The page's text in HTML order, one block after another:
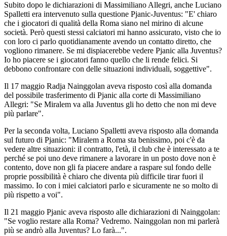
Subito dopo le dichiarazioni di Massimiliano Allegri, anche Luciano
Spalletti era intervenuto sulla questione Pjanic-Juventus: "E' chiaro
che i giocatori di qualità della Roma siano nel mirino di alcune
società. Però questi stessi calciatori mi hanno assicurato, visto che io
con loro ci parlo quotidianamente avendo un contatto diretto, che
vogliono rimanere. Se mi dispiacerebbe vedere Pjanic alla Juventus?
Io ho piacere se i giocatori fanno quello che li rende felici. Si
debbono confrontare con delle situazioni individuali, soggettive".
Il 17 maggio Radja Nainggolan aveva risposto così alla domanda
del possibile trasferimento di Pjanic alla corte di Massimiliano
Allegri: "Se Miralem va alla Juventus gli ho detto che non mi deve
più parlare".
Per la seconda volta, Luciano Spalletti aveva risposto alla domanda
sul futuro di Pjanic: "Miralem a Roma sta benissimo, poi c'è da
vedere altre situazioni: il contratto, l'età, il club che è interessato a te
perché se poi uno deve rimanere a lavorare in un posto dove non è
contento, dove non gli fa piacere andare a raspare sul fondo delle
proprie possibilità è chiaro che diventa più difficile tirar fuori il
massimo. Io con i miei calciatori parlo e sicuramente ne so molto di
più rispetto a voi".
Il 21 maggio Pjanic aveva risposto alle dichiarazioni di Nainggolan:
"Se voglio restare alla Roma? Vedremo. Nainggolan non mi parlerà
più se andrò alla Juventus? Lo farà...".